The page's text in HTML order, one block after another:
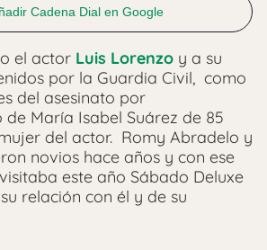
Cadena Dial en Google
el actor Luis Lorenzo y a su
por la Guardia Civil, como
del asesinato por
María Isabel Suárez de 85
del actor. Romy Abradelo y
novios hace años y con ese
este año Sábado Deluxe
relación con él y de su